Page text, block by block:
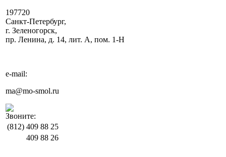
197720
Санкт-Петербург,
г. Зеленогорск,
пр. Ленина, д. 14, лит. А, пом. 1-Н
e-mail:
ma@mo-smol.ru
Звоните:
(812) 409 88 25
409 88 26